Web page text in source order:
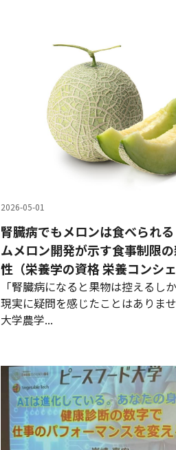
2026-05-01
腎臓病でもメロンは食べられ
ムメロン開発が示す食事制限
性（栄養学の資格 栄養コンシェ
「腎臓病になると果物は控えるし
現実に疑問を感じたことはありま
大学農学...